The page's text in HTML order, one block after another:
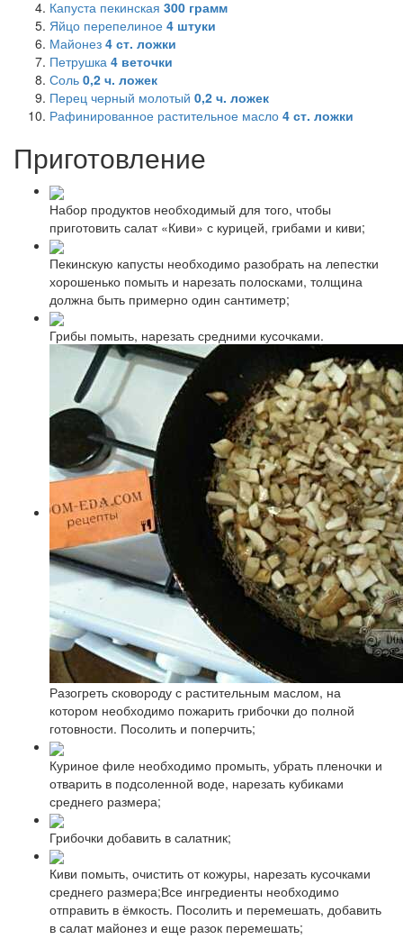
Капуста пекинская 300 грамм
Яйцо перепелиное 4 штуки
Майонез 4 ст. ложки
Петрушка 4 веточки
Соль 0,2 ч. ложек
Перец черный молотый 0,2 ч. ложек
Рафинированное растительное масло 4 ст. ложки
Приготовление
Набор продуктов необходимый для того, чтобы
приготовить салат «Киви» с курицей, грибами и киви;
Пекинскую капусты необходимо разобрать на лепестки
хорошенько помыть и нарезать полосками, толщина
должна быть примерно один сантиметр;
Грибы помыть, нарезать средними кусочками.
Разогреть сковороду с растительным маслом, на
котором необходимо пожарить грибочки до полной
готовности. Посолить и поперчить;
Куриное филе необходимо промыть, убрать пленочки и
отварить в подсоленной воде, нарезать кубиками
среднего размера;
Грибочки добавить в салатник;
Киви помыть, очистить от кожуры, нарезать кусочками
среднего размера;Все ингредиенты необходимо
отправить в ёмкость. Посолить и перемешать, добавить
в салат майонез и еще разок перемешать;